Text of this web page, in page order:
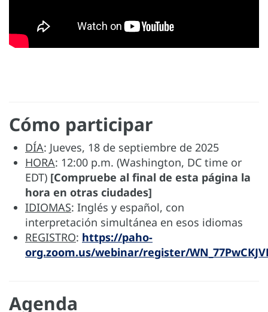
Cómo participar
DÍA: Jueves, 18 de septiembre de 2025
HORA: 12:00 p.m. (Washington, DC time or
EDT) [Compruebe al final de esta página la
hora en otras ciudades]
IDIOMAS: Inglés y español, con
interpretación simultánea en esos idiomas
REGISTRO: https://paho-
org.zoom.us/webinar/register/
Agenda